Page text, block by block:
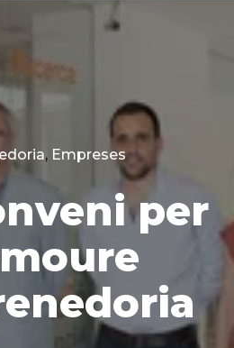
Categories
, Empreses
per